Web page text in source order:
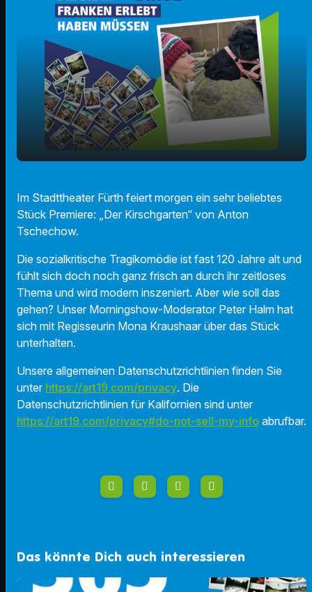
play_arrow
00:00
Im Stadttheater Fürth feiert morgen ein sehr beliebtes
Stück Premiere: „Der Kirschgarten“ von Anton
Tschechow.
Die sozialkritische Tragikomödie ist fast 120 Jahre alt und
fühlt sich doch noch ganz frisch an durch ihr zeitloses
Thema und wird modern inszeniert. Aber wie soll das
gehen? Unser Morningshow-Moderator Peter Halm hat
sich mit Regisseurin Mona Kraushaar über das Stück
unterhalten.
Unsere allgemeinen Datenschutzrichtlinien finden Sie
unter https://art19.com/privacy. Die
Datenschutzrichtlinien für Kalifornien sind unter
https://art19.com/privacy#do-not-sell-my-info abrufbar.
Das könnte Dich auch interessieren